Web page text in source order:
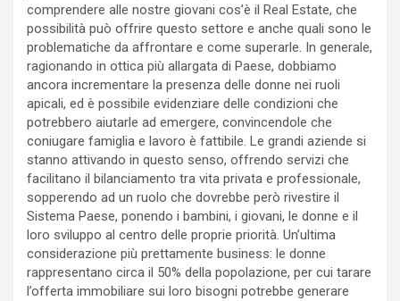
comprendere alle nostre giovani cos’è il Real Estate, che
possibilità può offrire questo settore e anche quali sono le
problematiche da affrontare e come superarle. In generale,
ragionando in ottica più allargata di Paese, dobbiamo
ancora incrementare la presenza delle donne nei ruoli
apicali, ed è possibile evidenziare delle condizioni che
potrebbero aiutarle ad emergere, convincendole che
coniugare famiglia e lavoro è fattibile. Le grandi aziende si
stanno attivando in questo senso, offrendo servizi che
facilitano il bilanciamento tra vita privata e professionale,
sopperendo ad un ruolo che dovrebbe però rivestire il
Sistema Paese, ponendo i bambini, i giovani, le donne e il
loro sviluppo al centro delle proprie priorità. Un’ultima
considerazione più prettamente business: le donne
rappresentano circa il 50% della popolazione, per cui tarare
l’offerta immobiliare sui loro bisogni potrebbe generare